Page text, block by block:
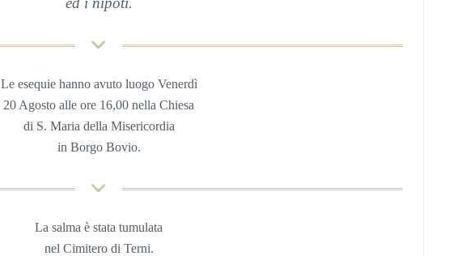
Le esequie hanno avuto luogo Venerdì
20 Agosto alle ore 16,00 nella Chiesa
di S. Maria della Misericordia
in Borgo Bovio.
La salma è stata tumulata
nel Cimitero di Terni.